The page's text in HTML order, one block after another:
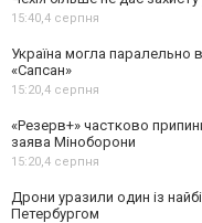
15:40,4 серпня
Україна могла паралельно
«Сапсан»
15:20,4 серпня
«Резерв+» частково
заява Міноборони
15:20,4 серпня
Дрони уразили один із
Петербургом